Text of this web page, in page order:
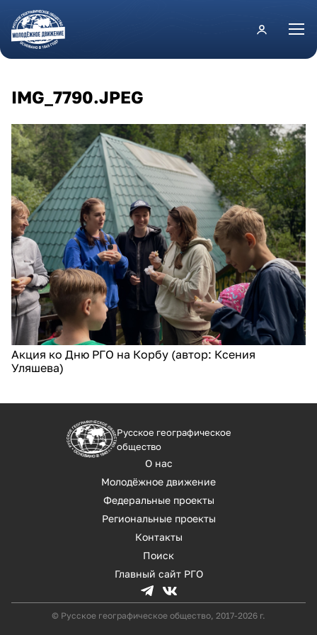
Перейти к основному содержанию
IMG_7790.JPEG
Акция ко Дню РГО на Корбу (автор: Ксения
Уляшева)
Русское географическое
общество
О нас
Молодёжное движение
Федеральные проекты
Региональные проекты
Контакты
Поиск
Главный сайт РГО
© Русское географическое общество, 2017-2026 г.